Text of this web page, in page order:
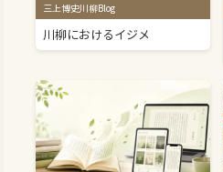
三上博史川柳Blog
川柳におけるイジメ